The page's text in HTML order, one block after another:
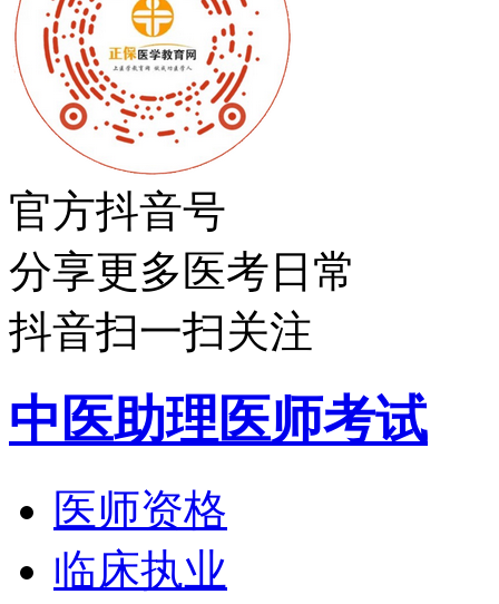
官方抖音号
分享更多医考日常
抖音扫一扫关注
中医助理医师考试
医师资格
临床执业